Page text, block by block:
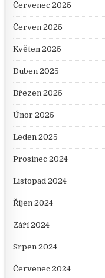
Červenec 2025
Červen 2025
Květen 2025
Duben 2025
Březen 2025
Únor 2025
Leden 2025
Prosinec 2024
Listopad 2024
Říjen 2024
Září 2024
Srpen 2024
Červenec 2024